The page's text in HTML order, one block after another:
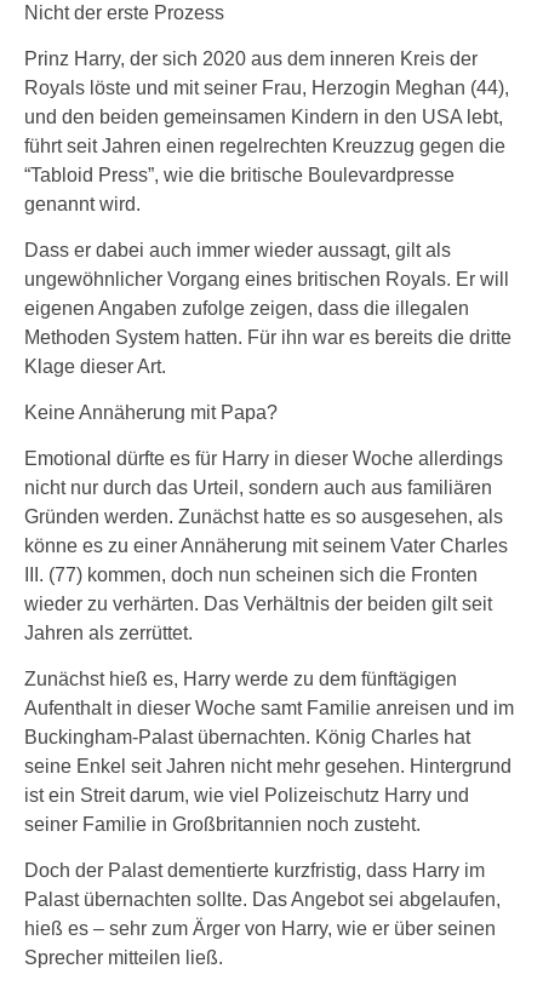
Nicht der erste Prozess
Prinz Harry, der sich 2020 aus dem inneren Kreis der
Royals löste und mit seiner Frau, Herzogin Meghan (44),
und den beiden gemeinsamen Kindern in den USA lebt,
führt seit Jahren einen regelrechten Kreuzzug gegen die
“Tabloid Press”, wie die britische Boulevardpresse
genannt wird.
Dass er dabei auch immer wieder aussagt, gilt als
ungewöhnlicher Vorgang eines britischen Royals. Er will
eigenen Angaben zufolge zeigen, dass die illegalen
Methoden System hatten. Für ihn war es bereits die dritte
Klage dieser Art.
Keine Annäherung mit Papa?
Emotional dürfte es für Harry in dieser Woche allerdings
nicht nur durch das Urteil, sondern auch aus familiären
Gründen werden. Zunächst hatte es so ausgesehen, als
könne es zu einer Annäherung mit seinem Vater Charles
III. (77) kommen, doch nun scheinen sich die Fronten
wieder zu verhärten. Das Verhältnis der beiden gilt seit
Jahren als zerrüttet.
Zunächst hieß es, Harry werde zu dem fünftägigen
Aufenthalt in dieser Woche samt Familie anreisen und im
Buckingham-Palast übernachten. König Charles hat
seine Enkel seit Jahren nicht mehr gesehen. Hintergrund
ist ein Streit darum, wie viel Polizeischutz Harry und
seiner Familie in Großbritannien noch zusteht.
Doch der Palast dementierte kurzfristig, dass Harry im
Palast übernachten sollte. Das Angebot sei abgelaufen,
hieß es – sehr zum Ärger von Harry, wie er über seinen
Sprecher mitteilen ließ.